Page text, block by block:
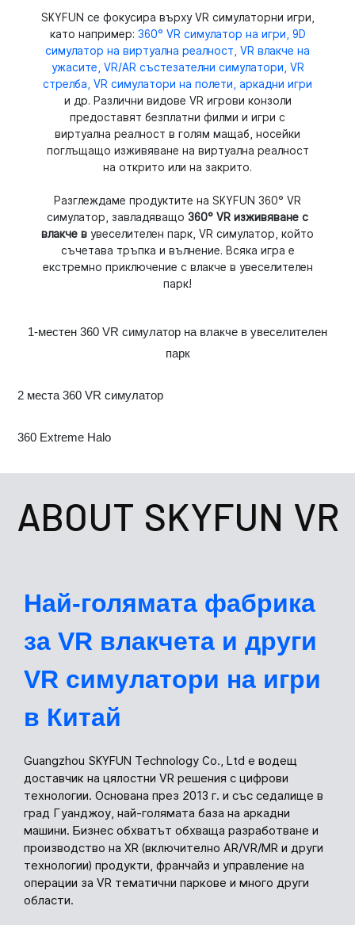
SKYFUN се фокусира върху VR симулаторни игри,
като например: 360° VR симулатор на игри, 9D
симулатор на виртуална реалност, VR влакче на
ужасите, VR/AR състезателни симулатори, VR
стрелба, VR симулатори на полети, аркадни игри
и др. Различни видове VR игрови конзоли
предоставят безплатни филми и игри с
виртуална реалност в голям мащаб, носейки
поглъщащо изживяване на виртуална реалност
на открито или на закрито.
Разглеждаме продуктите на SKYFUN 360° VR
симулатор, завладяващо 360° VR изживяване с
влакче в увеселителен парк, VR симулатор, който
съчетава тръпка и вълнение. Всяка игра е
екстремно приключение с влакче в увеселителен
парк!
1-местен 360 VR симулатор на влакче в увеселителен
парк
2 места 360 VR симулатор
360 Extreme Halo
ABOUT SKYFUN VR
Най-голямата фабрика
за VR влакчета и други
VR симулатори на игри
в Китай
Guangzhou SKYFUN Technology Co., Ltd е водещ
доставчик на цялостни VR решения с цифрови
технологии. Основана през 2013 г. и със седалище в
град Гуанджоу, най-голямата база на аркадни
машини. Бизнес обхватът обхваща разработване и
производство на XR (включително AR/VR/MR и други
технологии) продукти, франчайз и управление на
операции за VR тематични паркове и много други
области.